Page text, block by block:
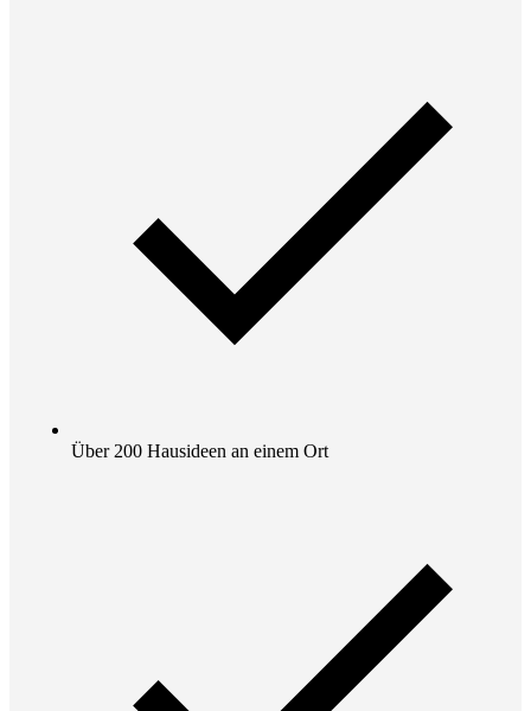
Über 200 Hausideen an einem Ort